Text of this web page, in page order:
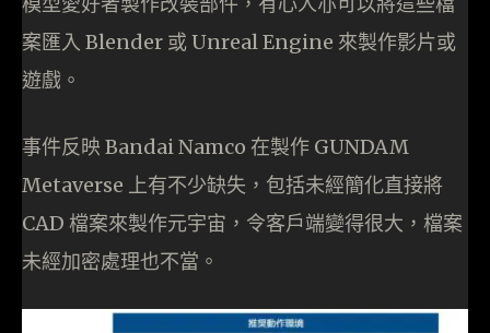
案匯入 Blender 或 Unreal Engine 來製作影片或
遊戲。
事件反映 Bandai Namco 在製作 GUNDAM
Metaverse 上有不少缺失，包括未經簡化直接將
CAD 檔案來製作元宇宙，令客戶端變得很大，檔案
未經加密處理也不當。